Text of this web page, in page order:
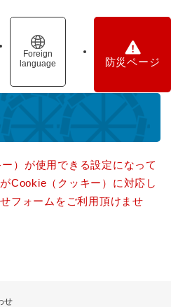
Foreign
language
防災ページ
せ
）が使用できる設定になって
Cookie（クッキー）に対応し
フォームをご利用頂けませ